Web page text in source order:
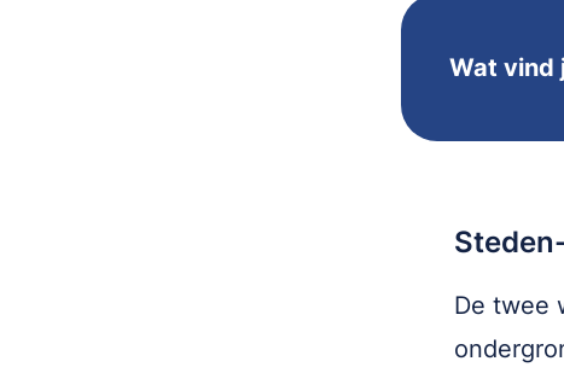
Wat vind
De twee